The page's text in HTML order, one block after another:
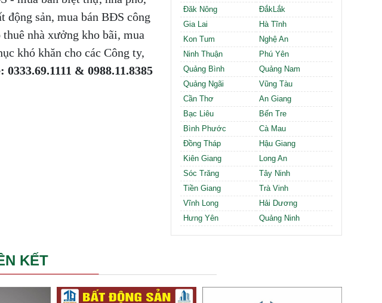
động sản, mua bán BĐS công
nhà xưởng kho bãi, mua
khó khăn cho các Công ty,
& 0988.11.8385
Đăk Nông
ĐắkLắk
Gia Lai
Hà Tĩnh
Kon Tum
Nghệ An
Ninh Thuận
Phú Yên
Quảng Bình
Quảng Nam
Quảng Ngãi
Vũng Tàu
Cần Thơ
An Giang
Bạc Liêu
Bến Tre
Bình Phước
Cà Mau
Đồng Tháp
Hậu Giang
Kiên Giang
Long An
Sóc Trăng
Tây Ninh
Tiền Giang
Trà Vinh
Vĩnh Long
Hải Dương
Hưng Yên
Quảng Ninh
KẾT